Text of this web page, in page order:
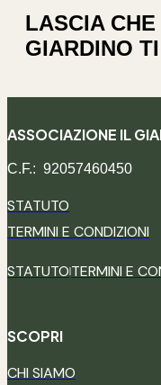
LASCIA CHE
GIARDINO
ASSOCIAZIONE IL
C.F.: 92057460450
STATUTO
TERMINI E CONDIZIONI
STATUTOTERMINI E
SCOPRI
CHI SIAMO